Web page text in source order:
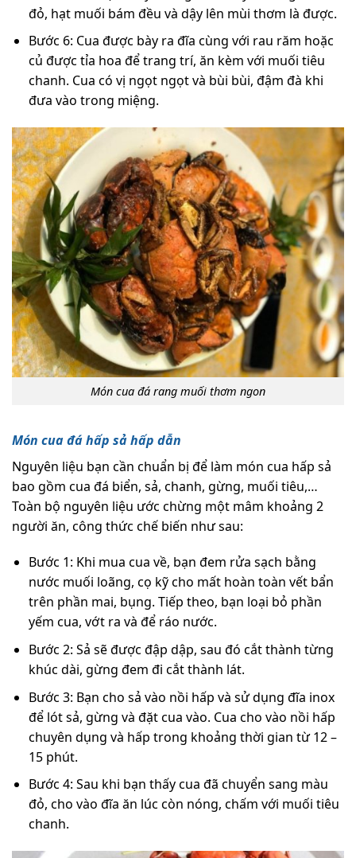
đỏ, hạt muối bám đều và dậy lên mùi thơm là được.
Bước 6: Cua được bày ra đĩa cùng với rau răm hoặc
củ được tỉa hoa để trang trí, ăn kèm với muối tiêu
chanh. Cua có vị ngọt ngọt và bùi bùi, đậm đà khi
đưa vào trong miệng.
Món cua đá rang muối thơm ngon
Món cua đá hấp sả hấp dẫn
Nguyên liệu bạn cần chuẩn bị để làm món cua hấp sả
bao gồm cua đá biển, sả, chanh, gừng, muối tiêu,…
Toàn bộ nguyên liệu ước chừng một mâm khoảng 2
người ăn, công thức chế biến như sau:
Bước 1: Khi mua cua về, bạn đem rửa sạch bằng
nước muối loãng, cọ kỹ cho mất hoàn toàn vết bẩn
trên phần mai, bụng. Tiếp theo, bạn loại bỏ phần
yếm cua, vớt ra và để ráo nước.
Bước 2: Sả sẽ được đập dập, sau đó cắt thành từng
khúc dài, gừng đem đi cắt thành lát.
Bước 3: Bạn cho sả vào nồi hấp và sử dụng đĩa inox
để lót sả, gừng và đặt cua vào. Cua cho vào nồi hấp
chuyên dụng và hấp trong khoảng thời gian từ 12 –
15 phút.
Bước 4: Sau khi bạn thấy cua đã chuyển sang màu
đỏ, cho vào đĩa ăn lúc còn nóng, chấm với muối tiêu
chanh.